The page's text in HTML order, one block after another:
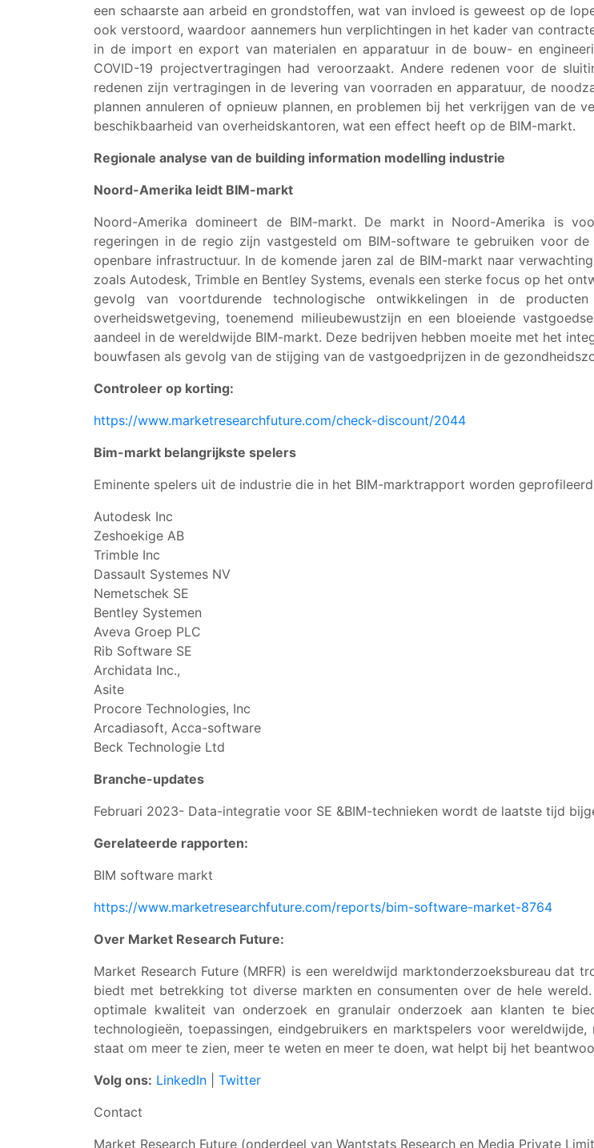
een schaarste aan arbeid en grondstoffen, wat van invloed is geweest op de
ook verstoord, waardoor aannemers hun verplichtingen in het kader van
in de import en export van materialen en apparatuur in de bouw- en
COVID-19 projectvertragingen had veroorzaakt. Andere redenen voor de
redenen zijn vertragingen in de levering van voorraden en apparatuur, de
plannen annuleren of opnieuw plannen, en problemen bij het verkrijgen van de
beschikbaarheid van overheidskantoren, wat een effect heeft op de BIM-markt.
Regionale analyse van de building information modelling industrie
Noord-Amerika leidt BIM-markt
Noord-Amerika domineert de BIM-markt. De markt in Noord-Amerika is
regeringen in de regio zijn vastgesteld om BIM-software te gebruiken voor
openbare infrastructuur. In de komende jaren zal de BIM-markt naar
zoals Autodesk, Trimble en Bentley Systems, evenals een sterke focus op het
gevolg van voortdurende technologische ontwikkelingen in de
overheidswetgeving, toenemend milieubewustzijn en een bloeiende
aandeel in de wereldwijde BIM-markt. Deze bedrijven hebben moeite met het
bouwfasen als gevolg van de stijging van de vastgoedprijzen in de
Controleer op korting:
https://www.marketresearchfuture.com/check-discount/2044
Bim-markt belangrijkste spelers
Eminente spelers uit de industrie die in het BIM-marktrapport worden
Autodesk Inc
Zeshoekige AB
Trimble Inc
Dassault Systemes NV
Nemetschek SE
Bentley Systemen
Aveva Groep PLC
Rib Software SE
Archidata Inc.,
Asite
Procore Technologies, Inc
Arcadiasoft, Acca-software
Beck Technologie Ltd
Branche-updates
Februari 2023- Data-integratie voor SE &BIM-technieken wordt de laatste tijd
Gerelateerde rapporten:
BIM software markt
https://www.marketresearchfuture.com/reports/bim-software-market-8764
Over Market Research Future:
Market Research Future (MRFR) is een wereldwijd marktonderzoeksbureau dat
biedt met betrekking tot diverse markten en consumenten over de hele
optimale kwaliteit van onderzoek en granulair onderzoek aan klanten te
technologieën, toepassingen, eindgebruikers en marktspelers voor
staat om meer te zien, meer te weten en meer te doen, wat helpt bij het
Volg ons: LinkedIn
Twitter
Contact
Market Research Future (onderdeel van Wantstats Research en Media Private